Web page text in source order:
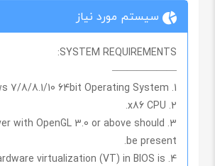
سیستم مورد نیاز
SYSTEM REQUIREMENTS:
——————–
1. Windows 7/8/8.1/10 64bit Operating System.
2. x86 CPU.
with OpenGL 3.0 or above should
be present.
virtualization (VT) in BIOS is